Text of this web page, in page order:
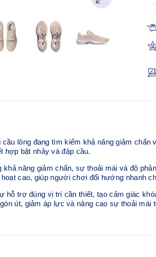
lông đang tìm kiếm khả năng giảm chấn
hợp bật nhảy và đập cầu.
năng giảm chấn, sự thoải mái và độ
cao, giúp người chơi đổi hướng nhanh
trợ đúng vị trí cần thiết, tạo cảm giác
út, giảm áp lực và nâng cao sự thoải mái